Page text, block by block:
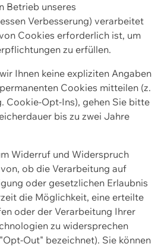
Betrieb unseres
Verbesserung) verarbeitet
Cookies erforderlich ist, um
zu erfüllen.
Ihnen keine expliziten Angaben
Cookies mitteilen (z.
Cookie-Opt-Ins), gehen Sie bitte
bis zu zwei Jahre
Widerruf und Widerspruch
ob die Verarbeitung auf
oder gesetzlichen Erlaubnis
die Möglichkeit, eine erteilte
oder der Verarbeitung Ihrer
zu widersprechen
Out" bezeichnet). Sie können